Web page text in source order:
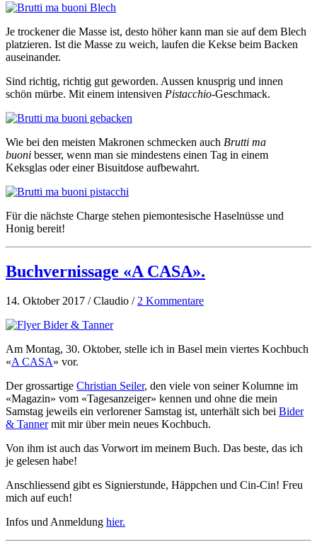
Je trockener die Masse ist, desto höher kann man sie auf dem Blech
platzieren. Ist die Masse zu weich, laufen die Kekse beim Backen
auseinander.
Sind richtig, richtig gut geworden. Aussen knusprig und innen
schön mürbe. Mit einem intensiven Pistacchio-Geschmack.
Wie bei den meisten Makronen schmecken auch Brutti ma
buoni besser, wenn man sie mindestens einen Tag in einem
Keksglas oder einer Bisuitdose aufbewahrt.
Für die nächste Charge stehen piemontesische Haselnüsse und
Honig bereit!
Buchvernissage «A CASA».
14. Oktober 2017 / Claudio /2 Kommentare
Am Montag, 30. Oktober, stelle ich in Basel mein viertes Kochbuch
«A CASA» vor.
Der grossartige Christian Seiler, den viele von seiner Kolumne im
«Magazin» vom «Tagesanzeiger» kennen und ohne die mein
Samstag jeweils ein verlorener Samstag ist, unterhält sich bei Bider
& Tannermit mir über mein neues Kochbuch.
Von ihm ist auch das Vorwort im meinem Buch. Das beste, das ich
je gelesen habe!
Anschliessend gibt es Signierstunde, Häppchen und Cin-Cin! Freu
mich auf euch!
Infos und Anmeldung hier.